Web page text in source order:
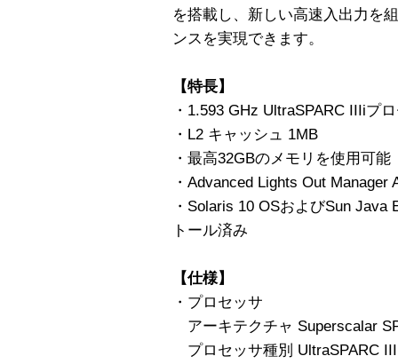
を搭載し、新しい高速入出力を
ンスを実現できます。
【特長】
・1.593 GHz UltraSPARC IIIiプ
・L2 キャッシュ 1MB
・最高32GBのメモリを使用可能
・Advanced Lights Out Manager
・Solaris 10 OSおよびSun
トール済み
【仕様】
・プロセッサ
アーキテクチャ Superscalar
プロセッサ種別 UltraSPARC